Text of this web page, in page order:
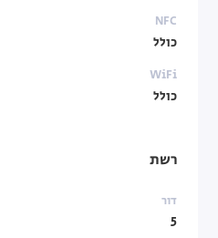
NFC
כולל
WiFi
כולל
רשת
דור
5